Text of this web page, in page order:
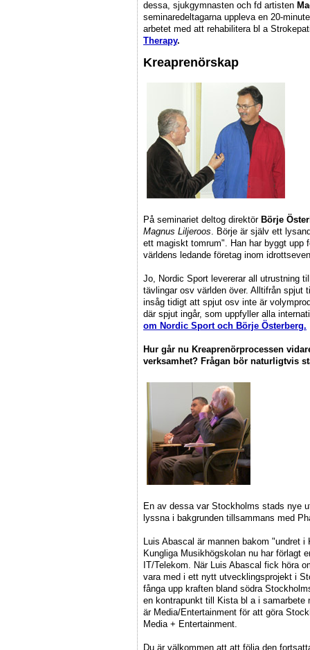
dessa, sjukgymnasten och fd artisten
seminaredeltagarna uppleva en 20-
arbetet med att rehabilitera bl a
Therapy.
Kreaprenörskap
På seminariet deltog direktör Börje
Magnus Liljeroos . Börje är själv ett
ett magiskt tomrum". Han har byggt upp
världens ledande företag inom
Jo, Nordic Sport levererar all utrustning
tävlingar osv världen över. Alltifrån spjut
insåg tidigt att spjut osv inte är
där spjut ingår, som uppfyller alla
om Nordic Sport och Börje Österberg.
Hur går nu Kreaprenörprocessen
verksamhet? Frågan bör naturligtvis
En av dessa var Stockholms stads nye
lyssna i bakgrunden tillsammans med
Luis Abascal är mannen bakom "undret
Kungliga Musikhögskolan nu har förlagt
IT/Telekom. När Luis Abascal fick höra
vara med i ett nytt utvecklingsprojekt i
fånga upp kraften bland södra
en kontrapunkt till Kista bl a i
är Media/Entertainment för att göra
Media + Entertainment.
Du är välkommen att att följa den